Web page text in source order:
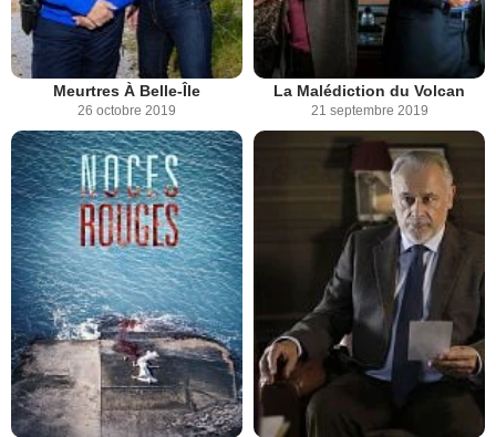
Meurtres À Belle-Île
26 octobre 2019
La Malédiction du Volcan
21 septembre 2019